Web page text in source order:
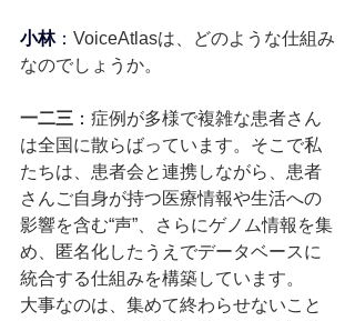
小林： VoiceAtlasは、どのような仕組み
なのでしょうか。
一二三 ： 症例が多様で複雑な患者さん
は全国に散らばっています。そこで私
たちは、患者会と連携しながら、患者
さんご自身が持つ医療情報や生活への
影響を含む“声”、さらにゲノム情報を集
め、匿名化したうえでデータベースに
統合する仕組みを構築しています。
大事なのは、集めて終わらせないこと